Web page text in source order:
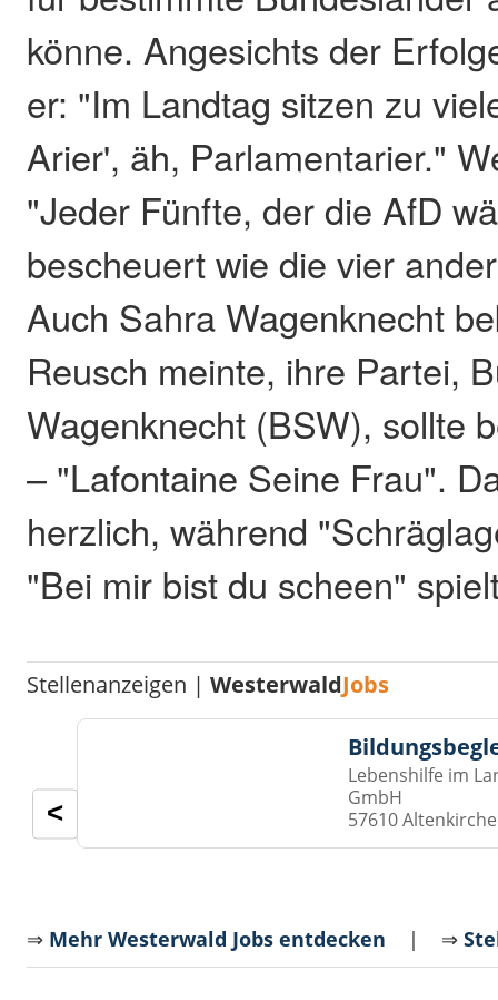
könne. Angesichts der
er: "Im Landtag sitzen zu
Arier', äh, Parlamentarier."
"Jeder Fünfte, der die AfD
bescheuert wie die vier
Auch Sahra Wagenknecht
Reusch meinte, ihre Partei,
Wagenknecht (BSW), sollte
– "Lafontaine Seine Frau".
herzlich, während
"Bei mir bist du scheen"
Stellenanzeigen |WesterwaldJobs
Lebenshilfe im
GmbH
57610
<
⇒ Mehr Westerwald Jobs entdecken | ⇒